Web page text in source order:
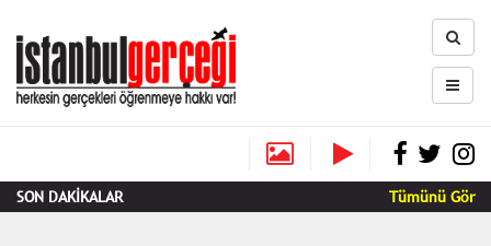
SON DAKİKALAR Tümünü Gör